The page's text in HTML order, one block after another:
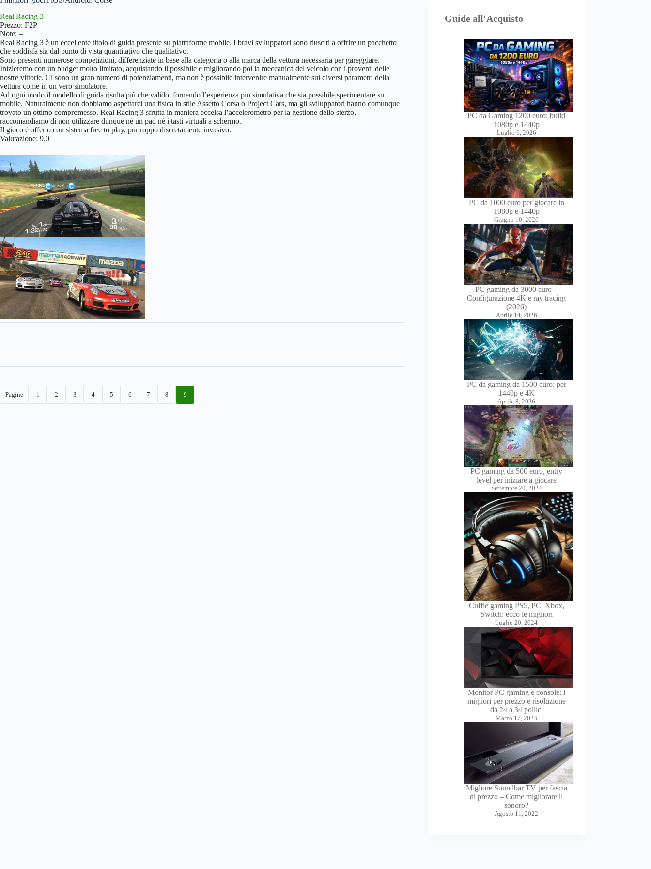
Real Racing 3
Prezzo: F2P
Note: –
Real Racing 3 è un eccellente titolo di guida presente su piattaforme mobile. I bravi sviluppatori sono riusciti a offrire un pacchetto
che soddisfa sia dal punto di vista quantitativo che qualitativo.
Sono presenti numerose competizioni, differenziate in base alla categoria o alla marca della vettura necessaria per gareggiare.
Inizieremo con un budget molto limitato, acquistando il possibile e migliorando poi la meccanica del veicolo con i proventi delle
nostre vittorie. Ci sono un gran numero di potenziamenti, ma non è possibile intervenire manualmente sui diversi parametri della
vettura come in un vero simulatore.
Ad ogni modo il modello di guida risulta più che valido, fornendo l’esperienza più simulativa che sia possibile sperimentare su
mobile. Naturalmente non dobbiamo aspettarci una fisica in stile Assetto Corsa o Project Cars, ma gli sviluppatori hanno comunque
trovato un ottimo compromesso. Real Racing 3 sfrutta in maniera eccelsa l’accelerometro per la gestione dello sterzo,
raccomandiamo di non utilizzare dunque né un pad né i tasti virtuali a schermo.
Il gioco è offerto con sistema free to play, purtroppo discretamente invasivo.
Valutazione: 9.0
Pagine 1 2 3 4 5 6 7 8 9
Guide all'Acquisto
PC da Gaming 1200 euro: build
1080p e 1440p
Luglio 6, 2026
PC da 1000 euro per giocare in
1080p e 1440p
Giugno 10, 2026
PC gaming da 3000 euro –
Configurazione 4K e ray tracing
(2026)
Aprile 14, 2026
PC da gaming da 1500 euro: per
1440p e 4K
Aprile 8, 2026
PC gaming da 500 euro, entry
level per iniziare a giocare
Settembre 20, 2024
Cuffie gaming PS5, PC, Xbox,
Switch: ecco le migliori
Luglio 20, 2024
Monitor PC gaming e console: i
migliori per prezzo e risoluzione
da 24 a 34 pollici
Marzo 17, 2023
Migliore Soundbar TV per fascia
di prezzo – Come migliorare il
sonoro?
Agosto 11, 2022